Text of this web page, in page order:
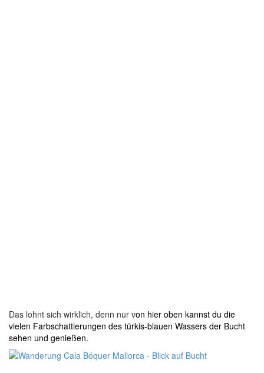
Das lohnt sich wirklich, denn nur von hier oben kannst du die
vielen Farbschattierungen des türkis-blauen Wassers der Bucht
sehen und genießen.